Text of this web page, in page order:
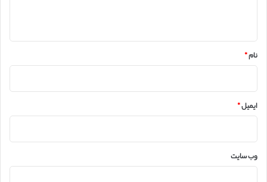
نام*
ایمیل*
وب‌ سایت